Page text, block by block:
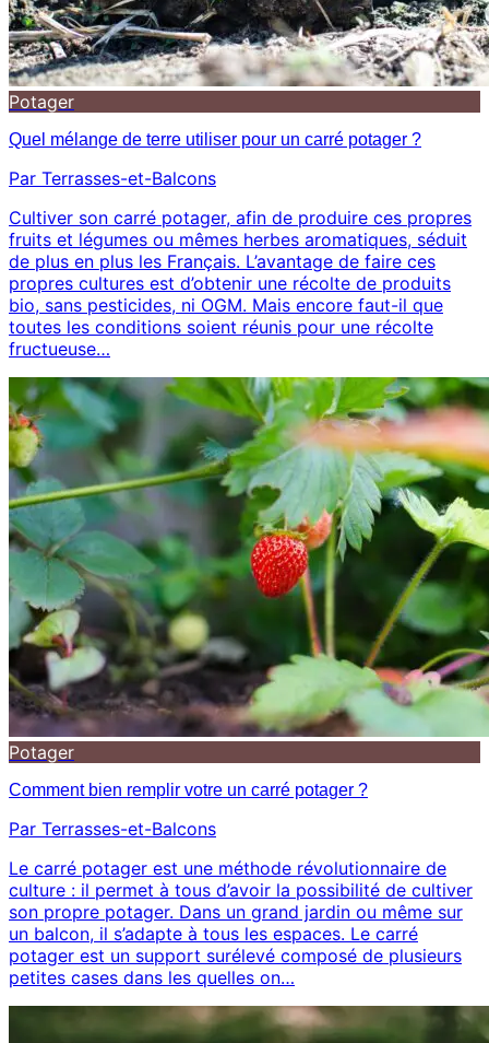
Potager
Quel mélange de terre utiliser pour un carré potager ?
Par Terrasses-et-Balcons
Cultiver son carré potager, afin de produire ces propres
fruits et légumes ou mêmes herbes aromatiques, séduit
de plus en plus les Français. L’avantage de faire ces
propres cultures est d’obtenir une récolte de produits
bio, sans pesticides, ni OGM. Mais encore faut-il que
toutes les conditions soient réunis pour une récolte
fructueuse…
Potager
Comment bien remplir votre un carré potager ?
Par Terrasses-et-Balcons
Le carré potager est une méthode révolutionnaire de
culture : il permet à tous d’avoir la possibilité de cultiver
son propre potager. Dans un grand jardin ou même sur
un balcon, il s’adapte à tous les espaces. Le carré
potager est un support surélevé composé de plusieurs
petites cases dans les quelles on…